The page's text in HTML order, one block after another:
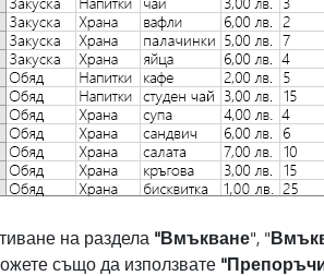
на раздела "Вмъкване", "
също да използвате